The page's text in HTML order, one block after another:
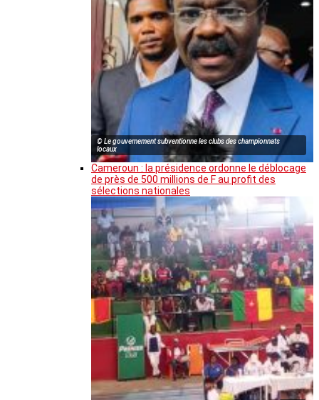
© Le gouvernement subventionne les clubs des championnats
locaux
Cameroun : la présidence ordonne le déblocage
de près de 500 millions de F au profit des
sélections nationales